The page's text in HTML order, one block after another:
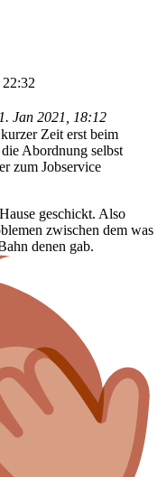
22:32
Jan 2021, 18:12
Zeit erst beim
Abordnung selbst
zum Jobservice
geschickt. Also
zwischen dem was
denen gab.